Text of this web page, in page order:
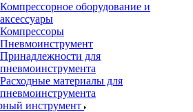
Компрессорное оборудование и
аксессуары
Компрессоры
Пневмоинструмент
Принадлежности для
пневмоинструмента
Расходные материалы для
пневмоинструмента
инструмент